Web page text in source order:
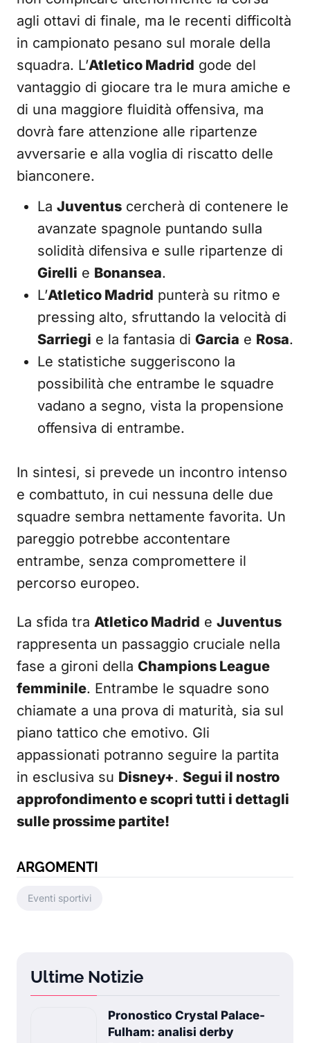
agli ottavi di finale, ma le recenti difficoltà
in campionato pesano sul morale della
squadra. L’Atletico Madrid gode del
vantaggio di giocare tra le mura amiche e
di una maggiore fluidità offensiva, ma
dovrà fare attenzione alle ripartenze
avversarie e alla voglia di riscatto delle
bianconere.
La Juventus cercherà di contenere le
avanzate spagnole puntando sulla
solidità difensiva e sulle ripartenze di
Girelli e Bonansea.
L’Atletico Madrid punterà su ritmo e
pressing alto, sfruttando la velocità di
Sarriegi e la fantasia di Garcia e Rosa.
Le statistiche suggeriscono la
possibilità che entrambe le squadre
vadano a segno, vista la propensione
offensiva di entrambe.
In sintesi, si prevede un incontro intenso
e combattuto, in cui nessuna delle due
squadre sembra nettamente favorita. Un
pareggio potrebbe accontentare
entrambe, senza compromettere il
percorso europeo.
La sfida tra Atletico Madrid e Juventus
rappresenta un passaggio cruciale nella
fase a gironi della Champions League
femminile. Entrambe le squadre sono
chiamate a una prova di maturità, sia sul
piano tattico che emotivo. Gli
appassionati potranno seguire la partita
in esclusiva su Disney+. Segui il nostro
approfondimento e scopri tutti i dettagli
sulle prossime partite!
ARGOMENTI
Eventi sportivi
Ultime Notizie
Pronostico Crystal Palace-
Fulham: analisi derby